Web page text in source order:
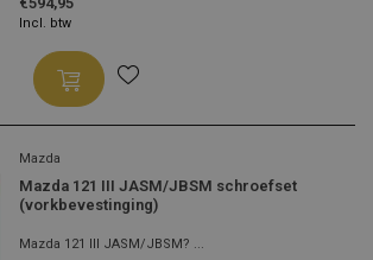
Incl. btw
Mazda
Mazda 121 III JASM/JBSM schroefset
(vorkbevestinging)
Mazda 121 III JASM/JBSM? ...